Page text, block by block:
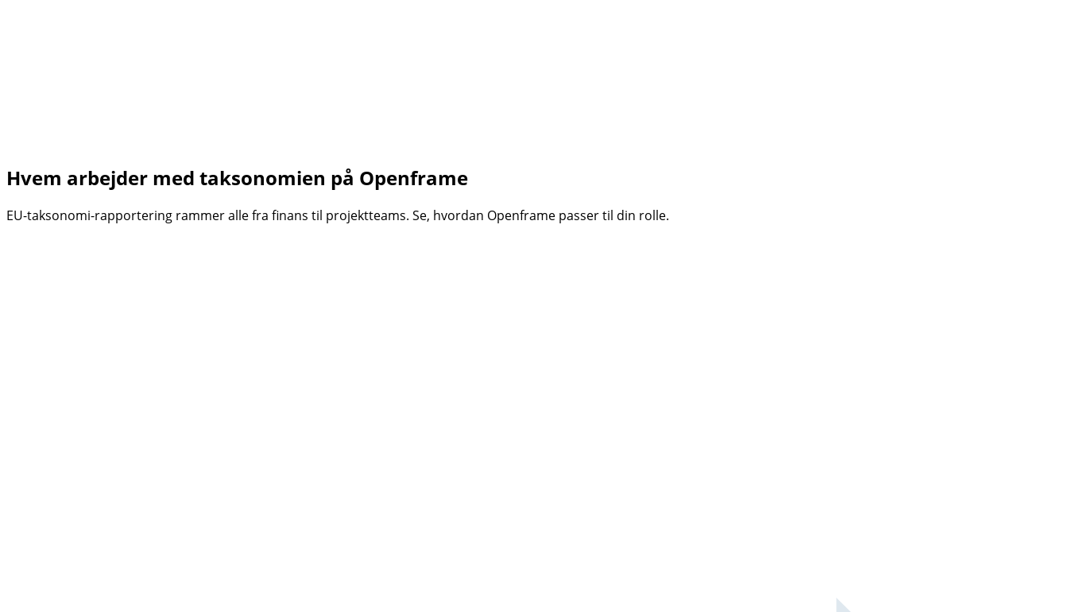
Hvem arbejder med taksonomien på Openframe
EU-taksonomi-rapportering rammer alle fra finans til projektteams. Se, hvordan Openframe passer til din rolle.